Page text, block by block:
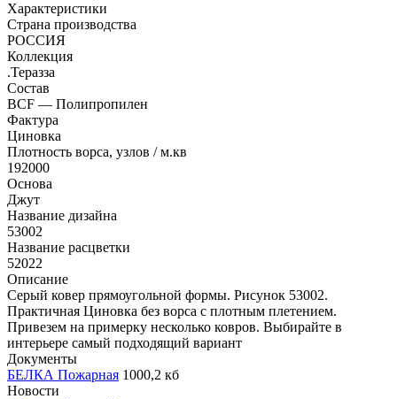
Характеристики
Страна производства
РОССИЯ
Коллекция
.Теразза
Состав
BCF — Полипропилен
Фактура
Циновка
Плотность ворса, узлов / м.кв
192000
Основа
Джут
Название дизайна
53002
Название расцветки
52022
Описание
Серый ковер прямоугольной формы. Рисунок 53002.
Практичная Циновка без ворса с плотным плетением.
Привезем на примерку несколько ковров. Выбирайте в
интерьере самый подходящий вариант
Документы
БЕЛКА Пожарная 1000,2 кб
Новости